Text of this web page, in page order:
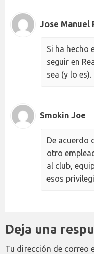
Jose Manuel
Si ha hecho
seguir en
sea (y lo es).
Smokin Joe
De acuerdo
otro
al club,
esos
Deja una
Tu dirección de correo